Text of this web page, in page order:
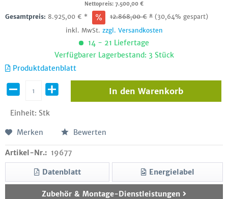
Nettopreis: 7.500,00 €
Gesamtpreis: 8.925,00 € * 12.868,00€ * (30,64% gespart)
inkl. MwSt. zzgl. Versandkosten
14 - 21 Liefertage
Verfügbarer Lagerbestand: 3 Stück
Produktdatenblatt
Einheit: Stk
In den Warenkorb
Merken Bewerten
Artikel-Nr.: 19677
Datenblatt Energielabel
Zubehör & Montage-Dienstleistungen